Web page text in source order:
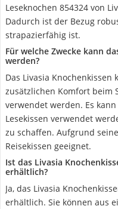
Leseknochen 854324 von
Dadurch ist der Bezug
strapazierfähig ist.
Für welche Zwecke kann
werden?
Das Livasia
zusätzlichen Komfort beim
verwendet werden. Es
Lesekissen verwendet
zu schaffen. Aufgrund
Reisekissen geeignet.
Ist das Livasia
erhältlich?
Ja, das Livasia
erhältlich. Sie können aus